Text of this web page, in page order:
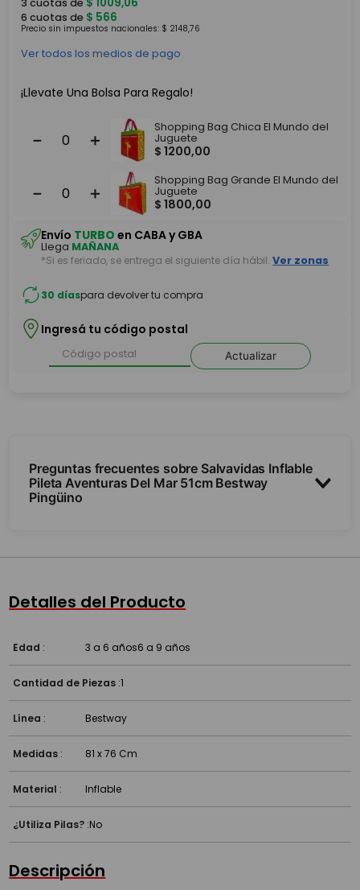
3 cuotas de
6 cuotas de $ 566
Precio sin impuestos nacionales: $ 2148,76
Ver todos los medios de pago
¡Llevate Una Bolsa Para Regalo!
＋
－
Shopping Bag Chica El Mundo del
Juguete
$ 1200,00
＋
－
Shopping Bag Grande El Mundo del
Juguete
$ 1800,00
Envío TURBO en CABA y GBA
Llega MAÑANA
*Si es feriado, se entrega el siguiente día hábil. Ver zonas
30 díaspara devolver tu compra
Ingresá tu código postal
Actualizar
Preguntas frecuentes sobre Salvavidas Inflable
Pileta Aventuras Del Mar 51cm Bestway
Pingüino
Detalles del Producto
Edad : 3 a 6 años6 a 9 años
Cantidad de Piezas :1
Línea : Bestway
Medidas : 81 x 76 Cm
Material : Inflable
¿Utiliza Pilas? :No
Descripción